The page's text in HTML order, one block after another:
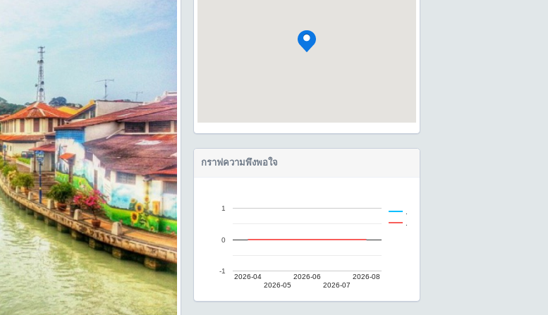
กราฟความพึงพอใจ
2026-04
2026-05
2026-06
2026-07
2026-08
-1
0
1